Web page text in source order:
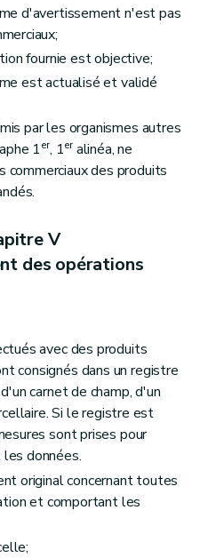
d'avertissement n'est pas
fournie est objective;
est actualisé et validé
par les organismes autres
1er, 1eralinéa, ne
commerciaux des produits
V
des opérations
avec des produits
consignés dans un registre
carnet de champ, d'un
Si le registre est
sont prises pour
données.
original concernant toutes
et comportant les